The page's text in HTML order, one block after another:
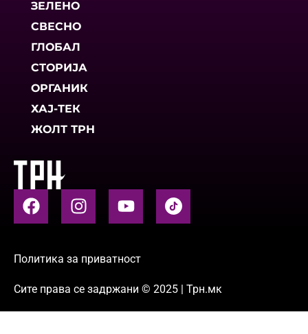
ЗЕЛЕНО
СВЕСНО
ГЛОБАЛ
СТОРИЈА
ОРГАНИК
ХАЈ-ТЕК
ЖОЛТ ТРН
Политика за приватност
Сите права се задржани © 2025 | Трн.мк